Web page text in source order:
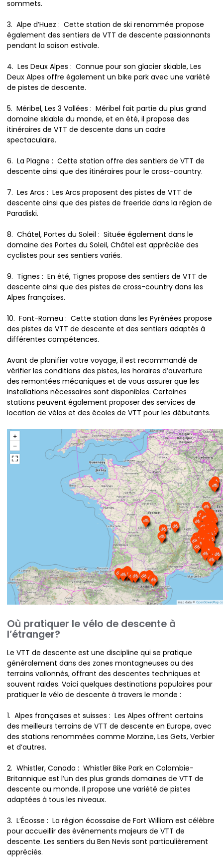
sommets.
3. Alpe d’Huez : Cette station de ski renommée propose
également des sentiers de VTT de descente passionnants
pendant la saison estivale.
4. Les Deux Alpes : Connue pour son glacier skiable, Les
Deux Alpes offre également un bike park avec une variété
de pistes de descente.
5. Méribel, Les 3 Vallées : Méribel fait partie du plus grand
domaine skiable du monde, et en été, il propose des
itinéraires de VTT de descente dans un cadre
spectaculaire.
6. La Plagne : Cette station offre des sentiers de VTT de
descente ainsi que des itinéraires pour le cross-country.
7. Les Arcs : Les Arcs proposent des pistes de VTT de
descente ainsi que des pistes de freeride dans la région de
Paradiski.
8. Châtel, Portes du Soleil : Située également dans le
domaine des Portes du Soleil, Châtel est appréciée des
cyclistes pour ses sentiers variés.
9. Tignes : En été, Tignes propose des sentiers de VTT de
descente ainsi que des pistes de cross-country dans les
Alpes françaises.
10. Font-Romeu : Cette station dans les Pyrénées propose
des pistes de VTT de descente et des sentiers adaptés à
différentes compétences.
Avant de planifier votre voyage, il est recommandé de
vérifier les conditions des pistes, les horaires d’ouverture
des remontées mécaniques et de vous assurer que les
installations nécessaires sont disponibles. Certaines
stations peuvent également proposer des services de
location de vélos et des écoles de VTT pour les débutants.
Où pratiquer le vélo de descente à
l’étranger?
Le VTT de descente est une discipline qui se pratique
généralement dans des zones montagneuses ou des
terrains vallonnés, offrant des descentes techniques et
souvent raides. Voici quelques destinations populaires pour
pratiquer le vélo de descente à travers le monde :
1. Alpes françaises et suisses : Les Alpes offrent certains
des meilleurs terrains de VTT de descente en Europe, avec
des stations renommées comme Morzine, Les Gets, Verbier
et d’autres.
2. Whistler, Canada : Whistler Bike Park en Colombie-
Britannique est l’un des plus grands domaines de VTT de
descente au monde. Il propose une variété de pistes
adaptées à tous les niveaux.
3. L’Écosse : La région écossaise de Fort William est célèbre
pour accueillir des événements majeurs de VTT de
descente. Les sentiers du Ben Nevis sont particulièrement
appréciés.